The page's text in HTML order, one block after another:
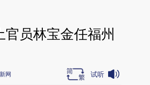
员林宝金任福州
网 试听